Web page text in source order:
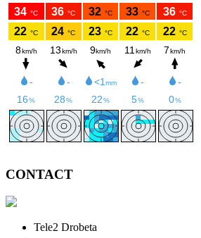
CONTACT
Tele2 Drobeta